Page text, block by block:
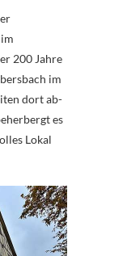
200 Jahre
im
dort ab-
es
Lokal